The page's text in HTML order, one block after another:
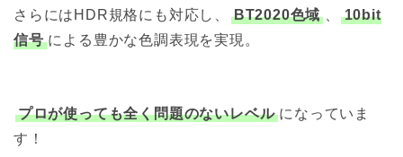
さらにはHDR規格にも対応し、 BT2020色域
10bit
信号 による豊かな色調表現を実現。
プロが使っても全く問題のないレベル になっていま
す！